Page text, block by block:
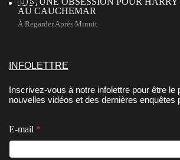
AU CAUCHEMAR
À Regarder Après Minuit
INFOLETTRE
Inscrivez-vous à notre infolettre pour être le
nouvelles vidéos et des dernières enquêtes
E
-
a
E
-
a
E-mail *